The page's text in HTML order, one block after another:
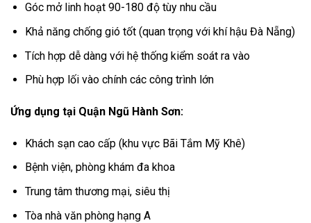
Góc mở linh hoạt 90-180 độ tùy nhu cầu
Khả năng chống gió tốt (quan trọng với khí hậu Đà Nẵng)
Tích hợp dễ dàng với hệ thống kiểm soát ra vào
Phù hợp lối vào chính các công trình lớn
Ứng dụng tại Quận Ngũ Hành Sơn:
Khách sạn cao cấp (khu vực Bãi Tắm Mỹ Khê)
Bệnh viện, phòng khám đa khoa
Trung tâm thương mại, siêu thị
Tòa nhà văn phòng hạng A